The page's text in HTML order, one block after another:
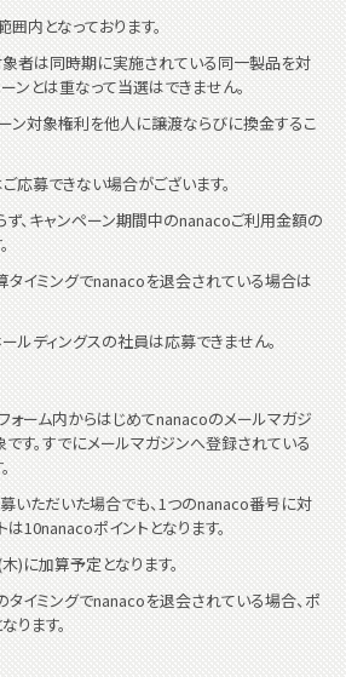
内となっております。
象者は同時期に実施されている同一製品を対
ンとは重なって当選はできません。
ン対象権利を他人に譲渡ならびに換金するこ
応募できない場合がございます。
、キャンペーン期間中のnanacoご利用金額の
タイミングでnanacoを退会されている場合は
ールディングスの社員は応募できません。
ォーム内からはじめてnanacoのメールマガジ
す。すでにメールマガジンへ登録されている
いただいた場合でも、1つのnanaco番号に対
は10nanacoポイントとなります。
)に加算予定となります。
イミングでnanacoを退会されている場合、ポ
ります。